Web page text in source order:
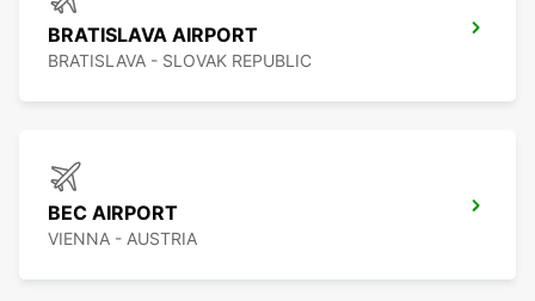
BRATISLAVA AIRPORT
BRATISLAVA - SLOVAK REPUBLIC
BEC AIRPORT
VIENNA - AUSTRIA